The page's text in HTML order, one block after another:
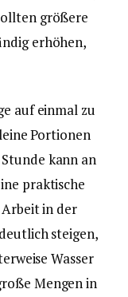
größere
erhöhen,
auf einmal zu
Portionen
kann an
praktische
in der
steigen,
Wasser
Mengen in